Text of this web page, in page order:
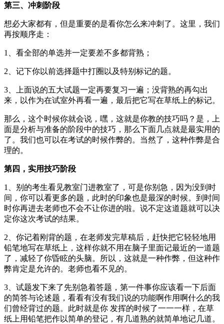
第三、冲刺阶段
想必大家都有，但是重要的是看你怎么来冲刺了。这里，我们
再按顺序走：
1、看全部的单选并一定要差不多都背熟；
2、记下你以前选择题中打圈以及特别标记的题。
3、上面说的五大试题一定再要复习一遍；没背熟的再勾出
来，以作为在试室外再看一遍，最后把它写在草纸上的标记。
那么，这个时候你就会说，嘿，这就是你教的技巧吗？是，上
面是分析与准备的阶段中的技巧，那么下面几点就是最实用的
了。我们也可以在考试的时候作弊的。当然了，这种作弊是合
理的。
第四，实用技巧阶段
1、别的考生看见教室门进教室了，可是你别急，因为没到时
间，你可以看更多的题，此时的印象也是最深的时候。到时间
时你再进去老师也不会不让你进的啦。说不定这道题就可以决
定你这次考试的结果。
2、你记着刚背的题，在老师发完草稿后，赶快把它轻轻地用
铅笔地写在草纸上，这样你就不用在脑子里面记最近的一道题
了，减轻了你昏眩的头脑。所以，这就是一种作弊，但这种作
弊肯定是允许的。老师也看不见的。
3、试题发下来了先别急着答题，第一件事你应该看一下后面
的简答与论述题，看看有没有我们说的功能啊作用啊什么的我
们曾经背过的题。此时就是你 发挥的时候了一一一样，在草
纸上用铅笔把作以简单的登记，有几道熟的就简单地记几道。